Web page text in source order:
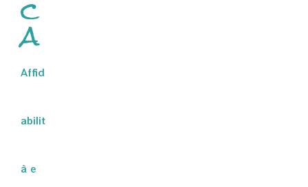
a
Affid
abilit
à e